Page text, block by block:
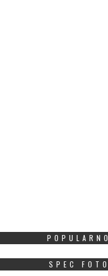
POPULARNO
SPEC FOTO